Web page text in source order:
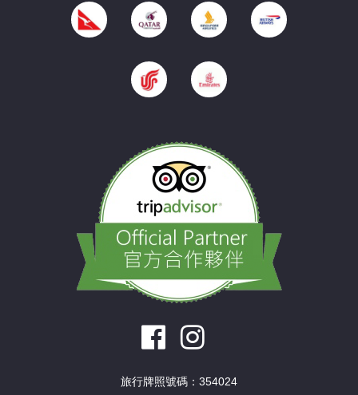
旅行牌照號碼：354024